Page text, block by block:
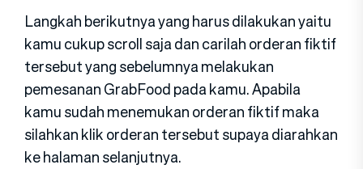
Langkah berikutnya yang harus dilakukan yaitu
kamu cukup scroll saja dan carilah orderan fiktif
tersebut yang sebelumnya melakukan
pemesanan GrabFood pada kamu. Apabila
kamu sudah menemukan orderan fiktif maka
silahkan klik orderan tersebut supaya diarahkan
ke halaman selanjutnya.